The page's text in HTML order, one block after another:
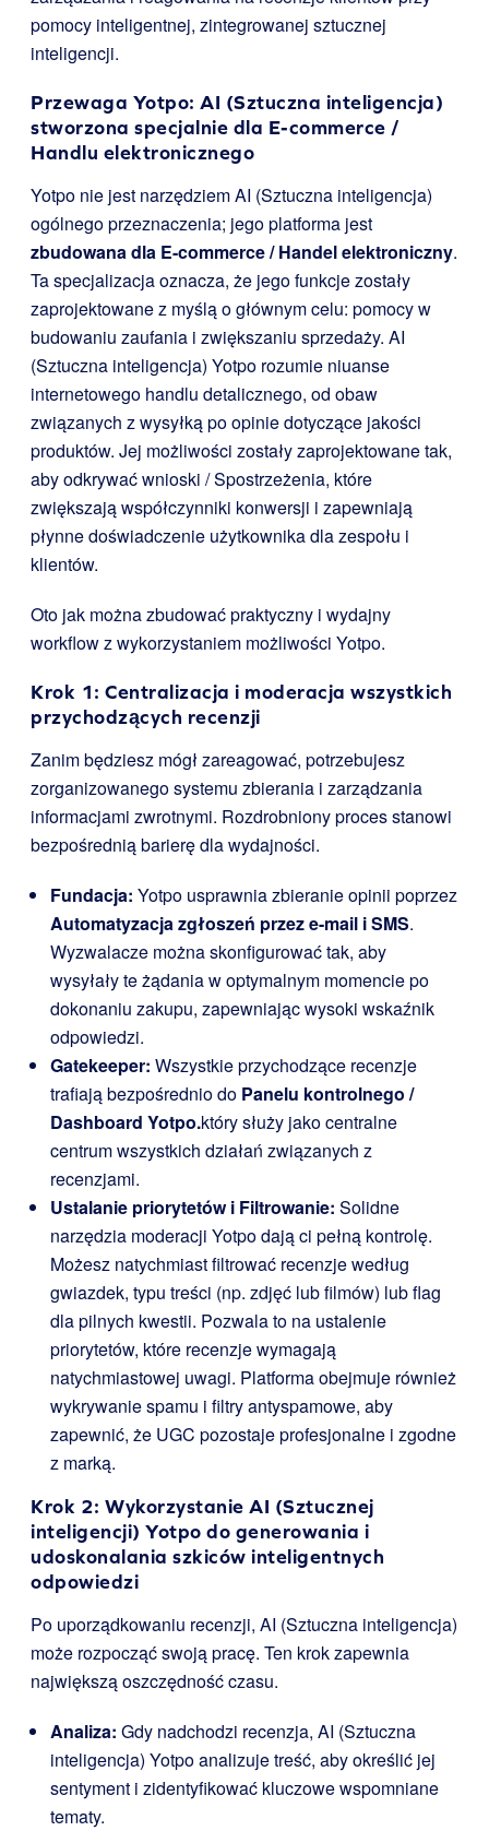
pomocy inteligentnej, zintegrowanej sztucznej
inteligencji.
Przewaga Yotpo: AI (Sztuczna inteligencja)
stworzona specjalnie dla E-commerce /
Handlu elektronicznego
Yotpo nie jest narzędziem AI (Sztuczna inteligencja)
ogólnego przeznaczenia; jego platforma jest
zbudowana dla E-commerce / Handel elektroniczny.
Ta specjalizacja oznacza, że jego funkcje zostały
zaprojektowane z myślą o głównym celu: pomocy w
budowaniu zaufania i zwiększaniu sprzedaży. AI
(Sztuczna inteligencja) Yotpo rozumie niuanse
internetowego handlu detalicznego, od obaw
związanych z wysyłką po opinie dotyczące jakości
produktów. Jej możliwości zostały zaprojektowane tak,
aby odkrywać wnioski / Spostrzeżenia, które
zwiększają współczynniki konwersji i zapewniają
płynne doświadczenie użytkownika dla zespołu i
klientów.
Oto jak można zbudować praktyczny i wydajny
workflow z wykorzystaniem możliwości Yotpo.
Krok 1: Centralizacja i moderacja wszystkich
przychodzących recenzji
Zanim będziesz mógł zareagować, potrzebujesz
zorganizowanego systemu zbierania i zarządzania
informacjami zwrotnymi. Rozdrobniony proces stanowi
bezpośrednią barierę dla wydajności.
Fundacja: Yotpo usprawnia zbieranie opinii poprzez
Automatyzacja zgłoszeń przez e-mail i SMS.
Wyzwalacze można skonfigurować tak, aby
wysyłały te żądania w optymalnym momencie po
dokonaniu zakupu, zapewniając wysoki wskaźnik
odpowiedzi.
Gatekeeper: Wszystkie przychodzące recenzje
trafiają bezpośrednio do Panelu kontrolnego /
Dashboard Yotpo.który służy jako centralne
centrum wszystkich działań związanych z
recenzjami.
Ustalanie priorytetów i Filtrowanie: Solidne
narzędzia moderacji Yotpo dają ci pełną kontrolę.
Możesz natychmiast filtrować recenzje według
gwiazdek, typu treści (np. zdjęć lub filmów) lub flag
dla pilnych kwestii. Pozwala to na ustalenie
priorytetów, które recenzje wymagają
natychmiastowej uwagi. Platforma obejmuje również
wykrywanie spamu i filtry antyspamowe, aby
zapewnić, że UGC pozostaje profesjonalne i zgodne
z marką.
Krok 2: Wykorzystanie AI (Sztucznej
inteligencji) Yotpo do generowania i
udoskonalania szkiców inteligentnych
odpowiedzi
Po uporządkowaniu recenzji, AI (Sztuczna inteligencja)
może rozpocząć swoją pracę. Ten krok zapewnia
największą oszczędność czasu.
Analiza: Gdy nadchodzi recenzja, AI (Sztuczna
inteligencja) Yotpo analizuje treść, aby określić jej
sentyment i zidentyfikować kluczowe wspomniane
tematy.